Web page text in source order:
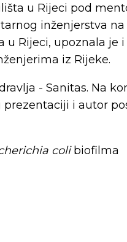
u Rijeci pod
inženjerstva na
u Rijeci, upoznala je i
iz Rijeke.
- Sanitas. Na
i autor
colibiofilma